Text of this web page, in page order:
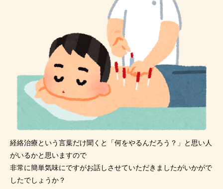
経絡治療という言葉だけ聞くと「何をやるんだろう？」と思い人
がいるかと思いますので
非常に簡単気味にですがお話しさせていただきましたがいかがで
したでしょうか？